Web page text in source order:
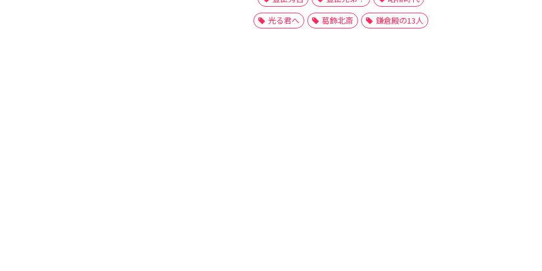
光る君へ
葛飾北斎 鎌倉殿の13人